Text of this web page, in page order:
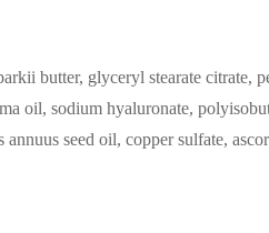
butter, glyceryl stearate
oil, sodium hyaluronate,
seed oil, copper sulfate,